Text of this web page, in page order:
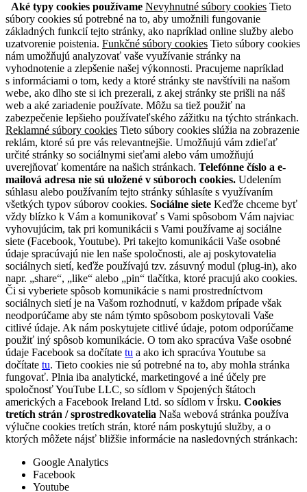
Aké typy cookies používame Nevyhnutné súbory cookies Tieto
súbory cookies sú potrebné na to, aby umožnili fungovanie
základných funkcií tejto stránky, ako napríklad online služby alebo
uzatvorenie poistenia. Funkčné súbory cookies Tieto súbory cookies
nám umožňujú analyzovať vaše využívanie stránky na
vyhodnotenie a zlepšenie našej výkonnosti. Pracujeme napríklad
s informáciami o tom, kedy a ktoré stránky ste navštívili na našom
webe, ako dlho ste si ich prezerali, z akej stránky ste prišli na náš
web a aké zariadenie používate. Môžu sa tiež použiť na
zabezpečenie lepšieho používateľského zážitku na týchto stránkach.
Reklamné súbory cookies Tieto súbory cookies slúžia na zobrazenie
reklám, ktoré sú pre vás relevantnejšie. Umožňujú vám zdieľať
určité stránky so sociálnymi sieťami alebo vám umožňujú
uverejňovať komentáre na našich stránkach. Telefónne číslo a e-
mailová adresa nie sú uložené v súboroch cookies. Udelením
súhlasu alebo používaním tejto stránky súhlasíte s využívaním
všetkých typov súborov cookies. Sociálne siete Keďže chceme byť
vždy blízko k Vám a komunikovať s Vami spôsobom Vám najviac
vyhovujúcim, tak pri komunikácii s Vami používame aj sociálne
siete (Facebook, Youtube). Pri takejto komunikácii Vaše osobné
údaje spracúvajú nie len naše spoločnosti, ale aj poskytovatelia
sociálnych sietí, keďže používajú tzv. zásuvný modul (plug-in), ako
napr. „share“, „like“ alebo „pin“ tlačítka, ktoré pracujú ako cookies.
Či si vyberiete spôsob komunikácie s nami prostredníctvom
sociálnych sietí je na Vašom rozhodnutí, v každom prípade však
neodporúčame aby ste nám týmto spôsobom poskytovali Vaše
citlivé údaje. Ak nám poskytujete citlivé údaje, potom odporúčame
použiť iný spôsob komunikácie. O tom ako spracúva Vaše osobné
údaje Facebook sa dočítate tu a ako ich spracúva Youtube sa
dočítate tu. Tieto cookies nie sú potrebné na to, aby mohla stránka
fungovať. Plnia iba analytické, marketingové a iné účely pre
spoločnosť YouTube LLC, so sídlom v Spojených štátoch
amerických a Facebook Ireland Ltd. so sídlom v Írsku. Cookies
tretích strán / sprostredkovatelia Naša webová stránka používa
výlučne cookies tretích strán, ktoré nám poskytujú služby, a o
ktorých môžete nájsť bližšie informácie na nasledovných stránkach:
Google Analytics
Facebook
Youtube